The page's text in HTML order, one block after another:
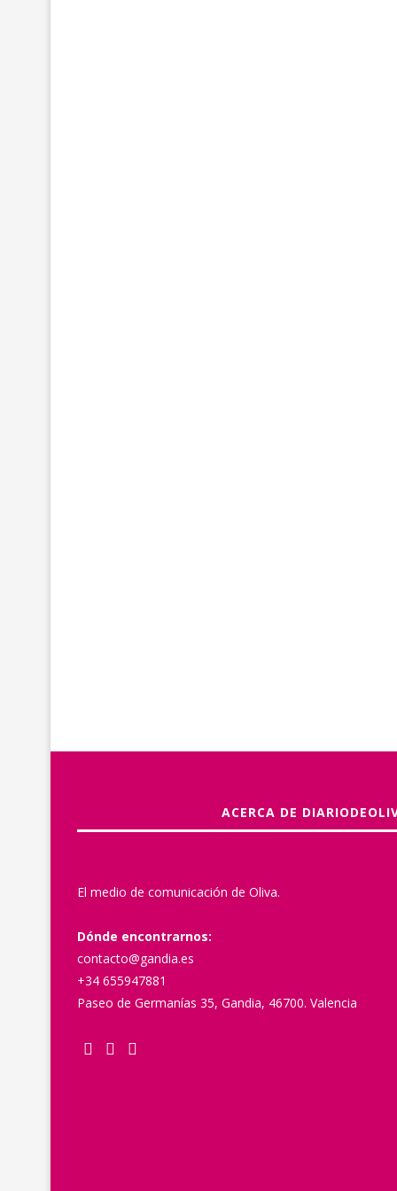
ACERCA DE
El medio de comunicación de Oliva.
Dónde encontrarnos:
contacto@gandia.es
+34 655947881
Paseo de Germanías 35, Gandia, 46700. Valencia